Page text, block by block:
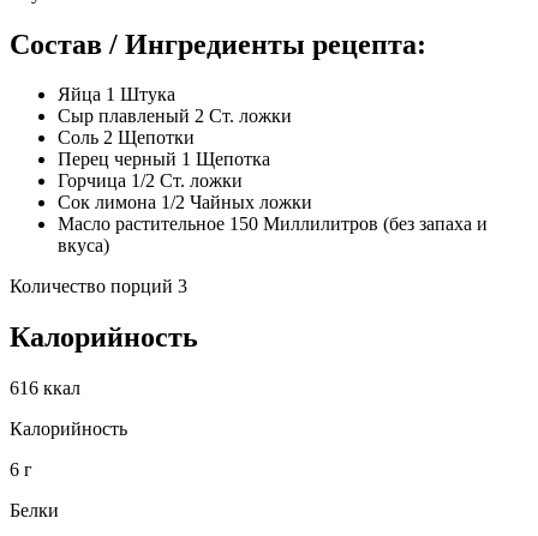
Состав / Ингредиенты рецепта:
Яйца 1 Штука
Сыр плавленый 2 Ст. ложки
Соль 2 Щепотки
Перец черный 1 Щепотка
Горчица 1/2 Ст. ложки
Сок лимона 1/2 Чайных ложки
Масло растительное 150 Миллилитров (без запаха и
вкуса)
Количество порций 3
Калорийность
616 ккал
Калорийность
6 г
Белки